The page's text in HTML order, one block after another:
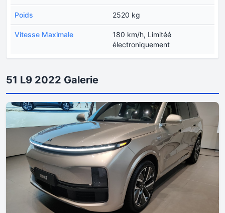
Poids 2520 kg
Vitesse Maximale
180 km/h, Limitéé
électroniquement
51 L9 2022 Galerie